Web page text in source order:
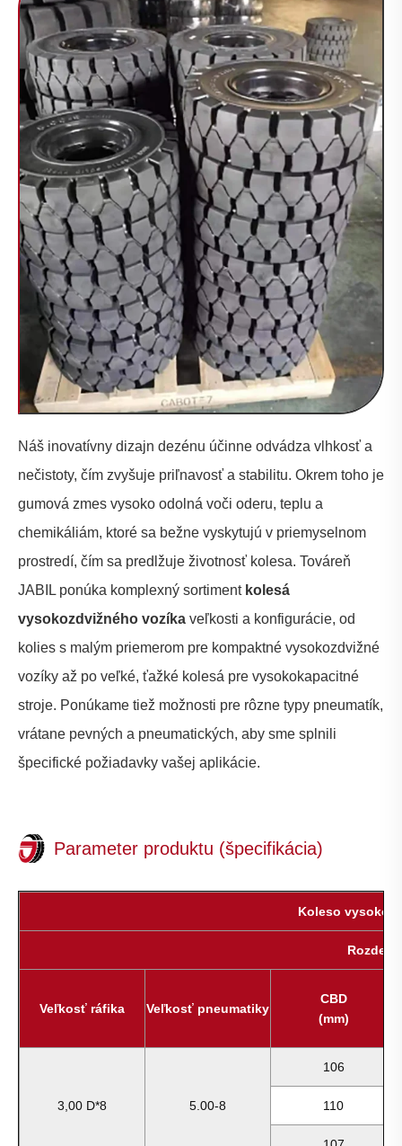
Náš inovatívny dizajn dezénu účinne odvádza vlhkosť a
nečistoty, čím zvyšuje priľnavosť a stabilitu. Okrem toho je
gumová zmes vysoko odolná voči oderu, teplu a
chemikáliám, ktoré sa bežne vyskytujú v priemyselnom
prostredí, čím sa predlžuje životnosť kolesa. Továreň
JABIL ponúka komplexný sortiment kolesá
vysokozdvižného vozíka veľkosti a konfigurácie, od
kolies s malým priemerom pre kompaktné vysokozdvižné
vozíky až po veľké, ťažké kolesá pre vysokokapacitné
stroje. Ponúkame tiež možnosti pre rôzne typy pneumatík,
vrátane pevných a pneumatických, aby sme splnili
špecifické požiadavky vašej aplikácie.
Parameter produktu (špecifikácia)
Koleso
Veľkosť ráfika Veľkosť pneumatiky
CBD
(mm)
3,00 D*8 5.00-8
106
110